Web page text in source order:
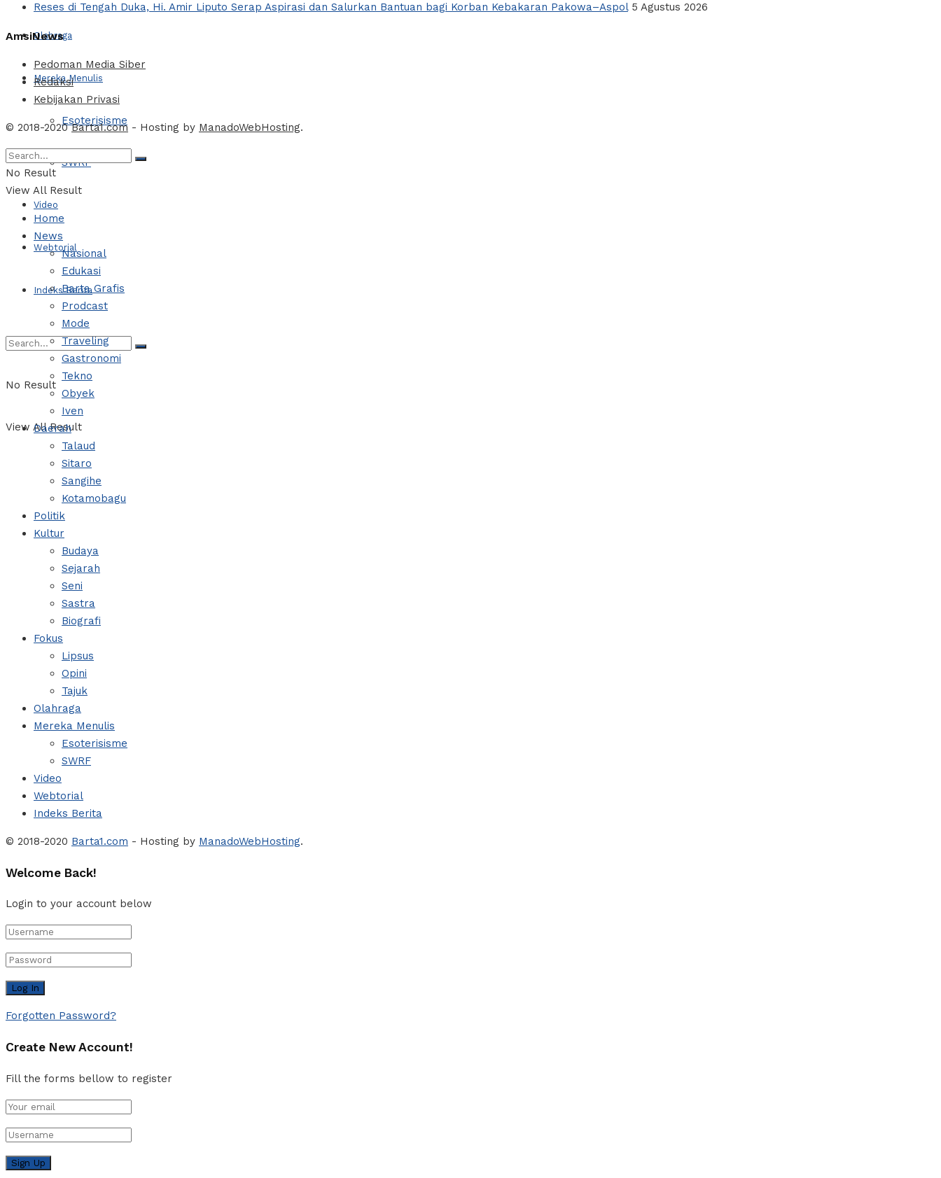
Olahraga
Mereka Menulis
Esoterisisme
SWRF
Video
Webtorial
Indeks Berita
No Result
View All Result
Reses di Tengah Duka, Hi. Amir Liputo Serap Aspirasi dan Salurkan Bantuan bagi Korban Kebakaran Pakowa–Aspol 5 Agustus 2026
AmsiNews
Pedoman Media Siber
Redaksi
Kebijakan Privasi
© 2018-2020Barta1.com - Hosting by ManadoWebHosting.
No Result
View All Result
Home
News
Nasional
Edukasi
Barta Grafis
Prodcast
Mode
Traveling
Gastronomi
Tekno
Obyek
Iven
Daerah
Talaud
Sitaro
Sangihe
Kotamobagu
Politik
Kultur
Budaya
Sejarah
Seni
Sastra
Biografi
Fokus
Lipsus
Opini
Tajuk
Olahraga
Mereka Menulis
Esoterisisme
SWRF
Video
Webtorial
Indeks Berita
© 2018-2020 Barta1.com - Hosting by ManadoWebHosting.
Welcome Back!
Login to your account below
Forgotten Password?
Create New Account!
Fill the forms bellow to register